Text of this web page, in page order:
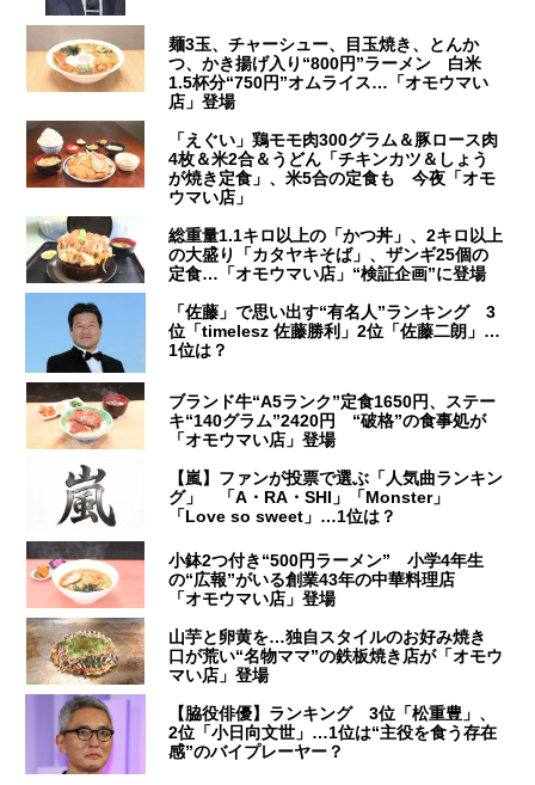
麺3玉、チャーシュー、目玉焼き、とんか
つ、かき揚げ入り“800円”ラーメン 白米
1.5杯分“750円”オムライス…「オモウマい
店」登場
「えぐい」鶏モモ肉300グラム＆豚ロース肉
4枚＆米2合＆うどん「チキンカツ＆しょう
が焼き定食」、米5合の定食も 今夜「オモ
ウマい店」
総重量1.1キロ以上の「かつ丼」、2キロ以上
の大盛り「カタヤキそば」、ザンギ25個の
定食…「オモウマい店」“検証企画”に登場
「佐藤」で思い出す“有名人”ランキング 3
位「timelesz 佐藤勝利」2位「佐藤二朗」…
1位は？
ブランド牛“A5ランク”定食1650円、ステー
キ“140グラム”2420円 “破格”の食事処が
「オモウマい店」登場
【嵐】ファンが投票で選ぶ「人気曲ランキン
グ」 「A・RA・SHI」「Monster」
「Love so sweet」…1位は？
小鉢2つ付き“500円ラーメン” 小学4年生
の“広報”がいる創業43年の中華料理店
「オモウマい店」登場
山芋と卵黄を…独自スタイルのお好み焼き
口が荒い“名物ママ”の鉄板焼き店が「オモウ
マい店」登場
【脇役俳優】ランキング 3位「松重豊」、
2位「小日向文世」…1位は“主役を食う存在
感”のバイプレーヤー？